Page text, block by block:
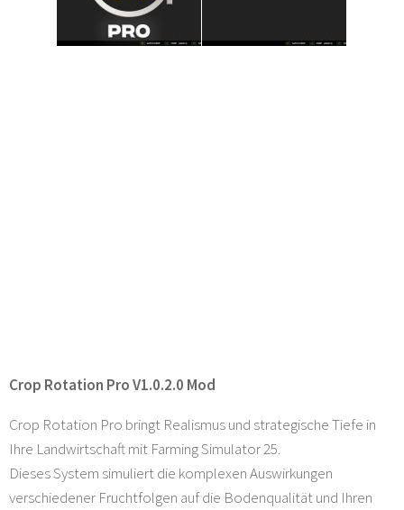
Crop Rotation Pro V1.0.2.0 Mod
Crop Rotation Pro bringt Realismus und strategische Tiefe in
Ihre Landwirtschaft mit Farming Simulator 25.
Dieses System simuliert die komplexen Auswirkungen
verschiedener Fruchtfolgen auf die Bodenqualität und Ihren